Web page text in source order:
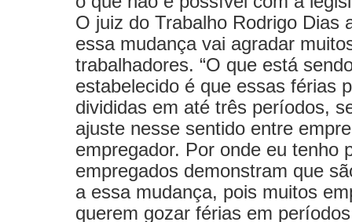
O juiz do Trabalho Rodrigo Dias
essa mudança vai agradar
trabalhadores. “O que está
estabelecido é que essas férias
divididas em até três períodos,
ajuste nesse sentido entre
empregador. Por onde eu tenho
empregados demonstram que
a essa mudança, pois muitos
querem gozar férias em